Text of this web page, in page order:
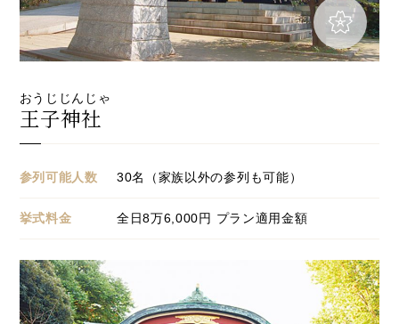
おうじじんじゃ
王子神社
参列可能人数 30名（家族以外の参列も可能）
挙式料金 全日8万6,000円 プラン適用金額